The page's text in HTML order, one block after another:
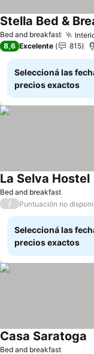
Bed and breakfast
Stella Bed &
8,6 Excelente 815
Seleccioná las
precios exactos
Bed and breakfast
La Selva Hostel
/ Puntuación no
Seleccioná las
precios exactos
Bed and breakfast
Casa Saratoga